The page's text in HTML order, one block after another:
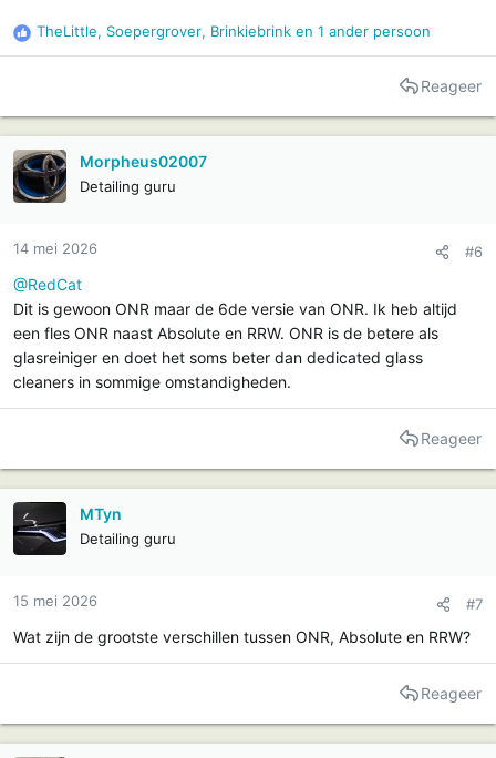
R
e
i
e
s
TheLittle, Soepergrover, Brinkiebrink en 1 ander persoon
Reageer
Morpheus02007
Detailing guru
14 mei 2026 #6
@RedCat
Dit is gewoon ONR maar de 6de versie van ONR. Ik heb altijd
een fles ONR naast Absolute en RRW. ONR is de betere als
glasreiniger en doet het soms beter dan dedicated glass
cleaners in sommige omstandigheden.
Reageer
MTyn
Detailing guru
15 mei 2026 #7
Wat zijn de grootste verschillen tussen ONR, Absolute en RRW?
Reageer